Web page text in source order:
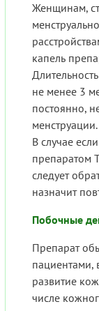
Женщинам,
капель
не менее 3
постоянно,
менструации.
В случае
препаратом
следует
назначит
Побочные
Препарат
пациентами,
развитие
числе